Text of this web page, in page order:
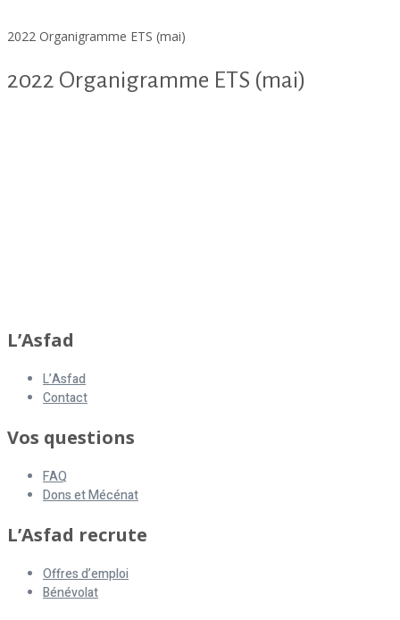
2022 Organigramme ETS (mai)
2022 Organigramme ETS (mai)
L’Asfad
L’Asfad
Contact
Vos questions
FAQ
Dons et Mécénat
L’Asfad recrute
Offres d’emploi
Bénévolat